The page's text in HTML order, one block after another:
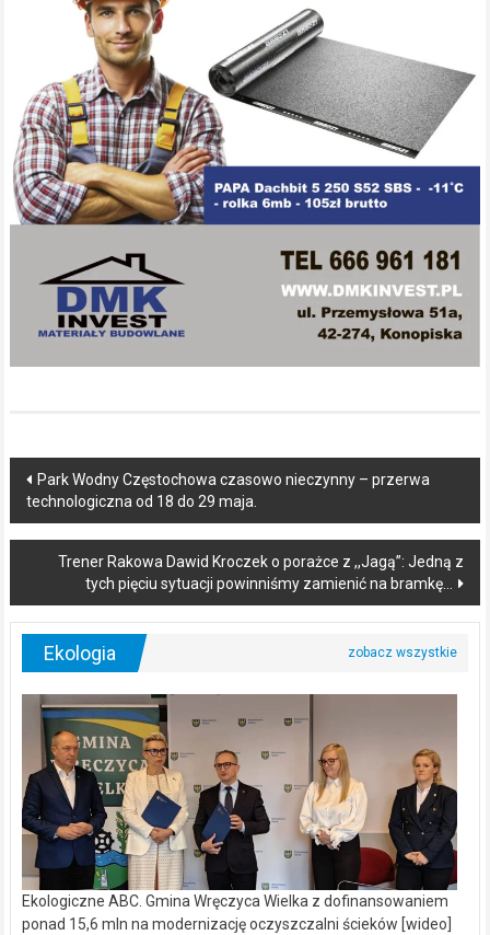
Post
navigation
Park Wodny Częstochowa czasowo nieczynny – przerwa
technologiczna od 18 do 29 maja.
Trener Rakowa Dawid Kroczek o porażce z ,,Jagą”: Jedną z
tych pięciu sytuacji powinniśmy zamienić na bramkę…
Ekologia
Ekologiczne ABC. Gmina Wręczyca Wielka z dofinansowaniem
ponad 15,6 mln na modernizację oczyszczalni ścieków [wideo]